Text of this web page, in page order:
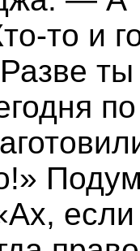
то и